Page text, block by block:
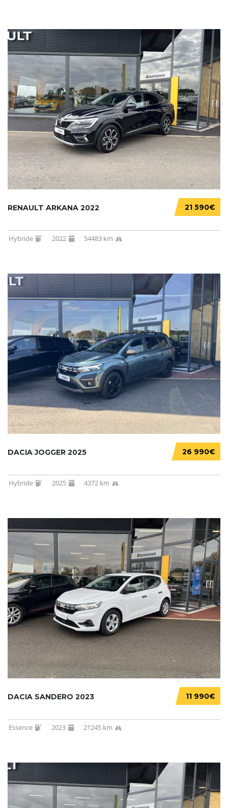
21 590€
RENAULT ARKANA 2022
Hybride 2022 54483 km
26 990€
DACIA JOGGER 2025
Hybride 2025 4372 km
11 990€
DACIA SANDERO 2023
Essence 2023 21245 km